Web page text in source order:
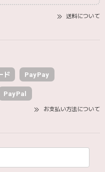
送料について
ド PayPay
PayPal
お支払い方法について